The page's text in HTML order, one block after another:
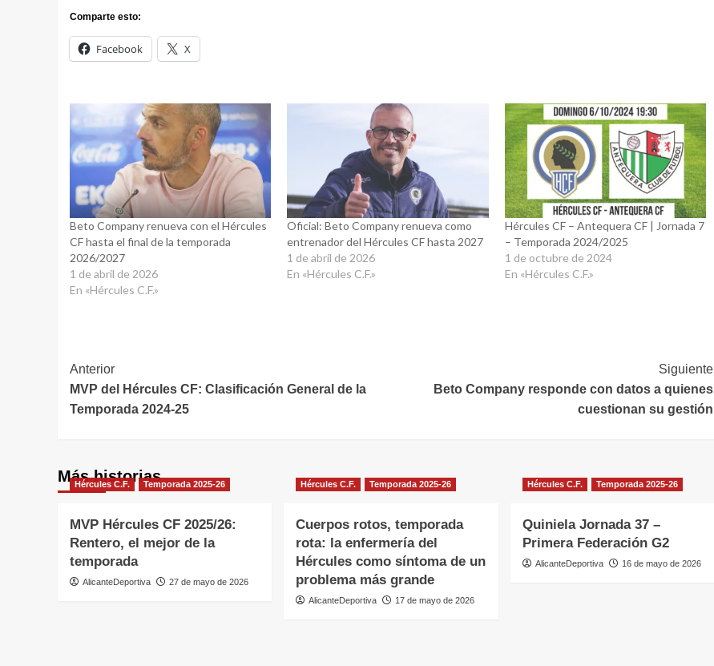
Comparte esto:
Facebook X
Beto Company renueva con el Hércules
CF hasta el final de la temporada
2026/2027
1 de abril de 2026
En «Hércules C.F.»
Oficial: Beto Company renueva como
entrenador del Hércules CF hasta 2027
1 de abril de 2026
En «Hércules C.F.»
Hércules CF – Antequera CF | Jornada 7
– Temporada 2024/2025
1 de octubre de 2024
En «Hércules C.F.»
Navegación
de
entradas
Anterior
MVP del Hércules CF: Clasificación General de la
Temporada 2024-25
Siguiente
Beto Company responde con datos a quienes
cuestionan su gestión
Más historias
Hércules C.F. Temporada 2025-26
MVP Hércules CF 2025/26:
Rentero, el mejor de la
temporada
AlicanteDeportiva 27 de mayo de 2026
Hércules C.F. Temporada 2025-26
Cuerpos rotos, temporada
rota: la enfermería del
Hércules como síntoma de un
problema más grande
AlicanteDeportiva 17 de mayo de 2026
Hércules C.F. Temporada 2025-26
Quiniela Jornada 37 –
Primera Federación G2
AlicanteDeportiva 16 de mayo de 2026